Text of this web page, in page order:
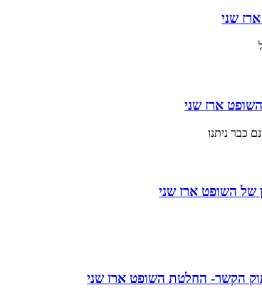
שני
ארז שני
כבר ניתנו
של השופט ארז שני
הקשר- החלטת השופט ארז שני